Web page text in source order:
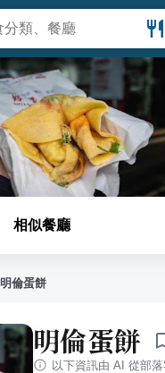
相似餐廳
明倫蛋餅
明倫蛋餅
以下資訊由 AI 從部